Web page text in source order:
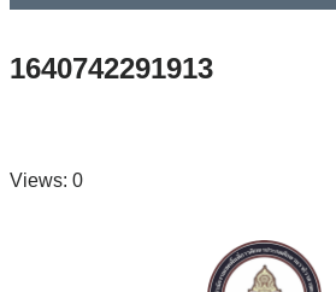
1640742291913
Views: 0